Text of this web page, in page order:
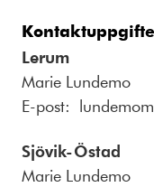
Lerum
Marie Lundemo
E-post:
Sjövik-Östad
Marie Lundemo